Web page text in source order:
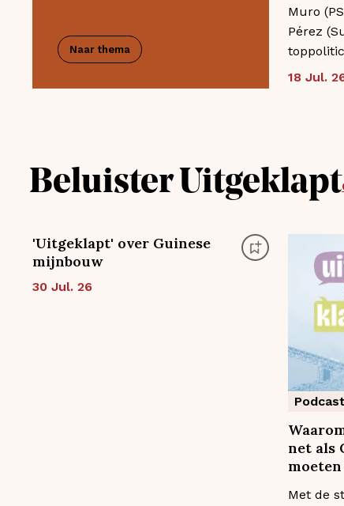
Naar thema
Muro
Pérez
18 Jul.
Beluister Uitgeklapt
'Uitgeklapt' over Guinese
mijnbouw
30 Jul. 26
Podcast
net als
Met de